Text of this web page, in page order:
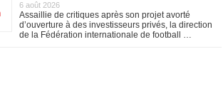
6 août 2026
Assaillie de critiques après son projet avorté
d’ouverture à des investisseurs privés, la direction
de la Fédération internationale de football …